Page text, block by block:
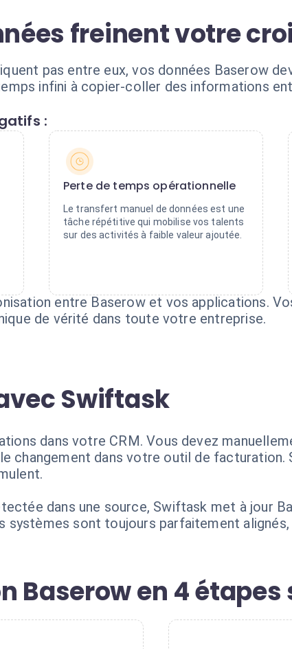
freinent votre
pas entre eux, vos données Baserow
infini à copier-coller des informations
:
Perte de temps opérationnelle
Le transfert manuel de données est une
tâche répétitive qui mobilise vos talents
sur des activités à faible valeur ajoutée.
entre Baserow et vos applications.
de vérité dans toute votre entreprise.
Swiftask
dans votre CRM. Vous devez
changement dans votre outil de facturation.
dans une source, Swiftask met à jour
sont toujours parfaitement alignés,
Baserow en 4 étapes